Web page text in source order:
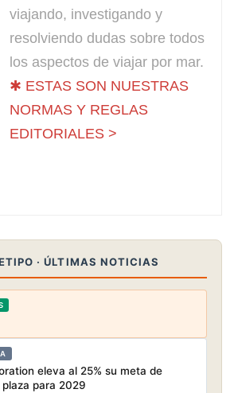
viajando, investigando y
resolviendo dudas sobre todos
los aspectos de viajar por mar.
✱ ESTAS SON NUESTRAS
NORMAS Y REGLAS
EDITORIALES >
· ÚLTIMAS NOTICIAS
eleva al 25% su meta de
para 2029